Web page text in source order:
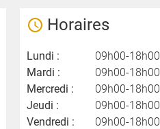
Horaires
Lundi :
09h00-18h00
Mardi :
09h00-18h00
Mercredi :
09h00-18h00
Jeudi :
09h00-18h00
Vendredi :
09h00-18h00